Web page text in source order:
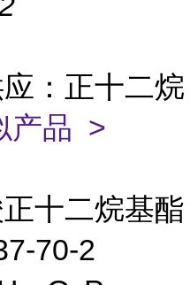
：正十二烷
产品 >
十二烷基酯
70-2